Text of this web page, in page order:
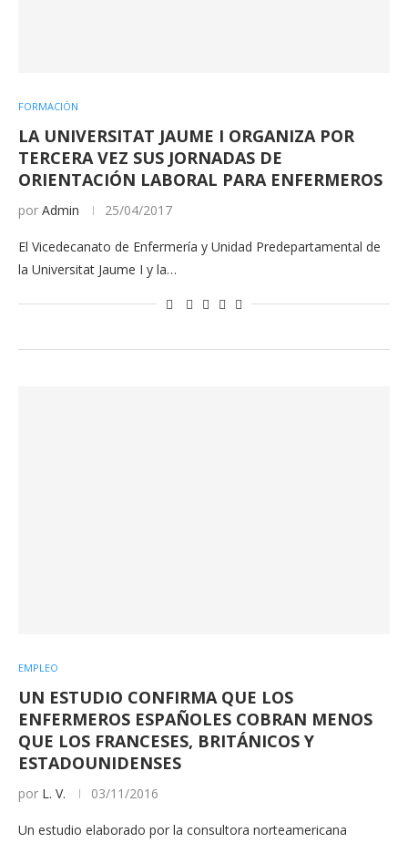
FORMACIÓN
LA UNIVERSITAT JAUME I ORGANIZA POR
TERCERA VEZ SUS JORNADAS DE
ORIENTACIÓN LABORAL PARA ENFERMEROS
por Admin 25/04/2017
El Vicedecanato de Enfermería y Unidad Predepartamental de
la Universitat Jaume I y la…
EMPLEO
UN ESTUDIO CONFIRMA QUE LOS
ENFERMEROS ESPAÑOLES COBRAN MENOS
QUE LOS FRANCESES, BRITÁNICOS Y
ESTADOUNIDENSES
por L. V. 03/11/2016
Un estudio elaborado por la consultora norteamericana